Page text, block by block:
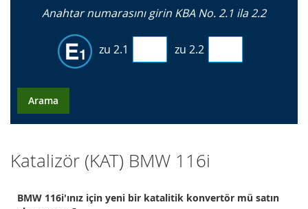
Anahtar numarasını girin KBA No. 2.1 ila 2.2
zu 2.1 zu 2.2
Arama
Katalizör (KAT) BMW 116i
BMW 116i'ınız için yeni bir katalitik konvertör mü satın